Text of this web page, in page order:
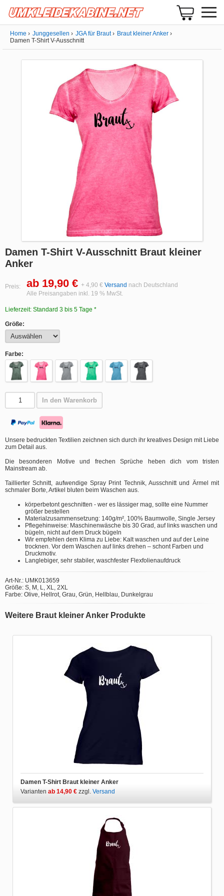
Home Junggesellen JGA für Braut
Braut kleiner Anker
Damen T-Shirt V-Ausschnitt
Damen T-Shirt V-Ausschnitt Braut kleiner
Anker
Preis: ab 19,90 € + 4,90 € Versand nach Deutschland
Alle Preisangaben inkl. 19 % MwSt.
Lieferzeit: Standard 3 bis 5 Tage *
Größe:
Farbe:
In den Warenkorb
Unsere bedruckten Textilien zeichnen sich durch ihr kreatives Design mit Liebe
zum Detail aus.
Die besonderen Motive und frechen Sprüche heben dich vom tristen
Mainstream ab.
Taillierter Schnitt, aufwendige Spray Print Technik, Ausschnitt und Ärmel mit
schmaler Borte, Artikel bluten beim Waschen aus.
körperbetont geschnitten - wer es lässiger mag, sollte eine Nummer
größer bestellen
Materialzusammensetzung: 140g/m², 100% Baumwolle, Single Jersey
Pflegehinweise: Maschinenwäsche bis 30 Grad, auf links waschen und
bügeln, nicht auf dem Druck bügeln
Wir empfehlen dem Klima zu Liebe: Kalt waschen und auf der Leine
trocknen. Vor dem Waschen auf links drehen – schont Farben und
Druckmotiv.
Langlebiger, sehr stabiler, waschfester Flexfolienaufdruck
Art-Nr.: UMK013659
Größe: S, M, L, XL, 2XL
Farbe: Olive, Hellrot, Grau, Grün, Hellblau, Dunkelgrau
Weitere Braut kleiner Anker Produkte
Damen T-Shirt Braut kleiner Anker
Varianten ab 14,90 € zzgl. Versand